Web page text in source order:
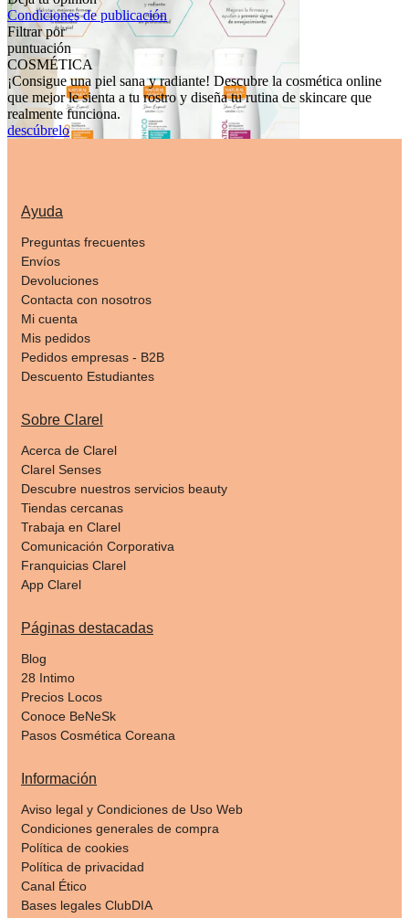
Condiciones de publicación
Filtrar por
puntuación
COSMÉTICA
¡Consigue una piel sana y radiante! Descubre la cosmética online
que mejor le sienta a tu rostro y diseña tu rutina de skincare que
realmente funciona.
descúbrelo
Ayuda
Preguntas frecuentes
Envíos
Devoluciones
Contacta con nosotros
Mi cuenta
Mis pedidos
Pedidos empresas - B2B
Descuento Estudiantes
Sobre Clarel
Acerca de Clarel
Clarel Senses
Descubre nuestros servicios beauty
Tiendas cercanas
Trabaja en Clarel
Comunicación Corporativa
Franquicias Clarel
App Clarel
Páginas destacadas
Blog
28 Intimo
Precios Locos
Conoce BeNeSk
Pasos Cosmética Coreana
Información
Aviso legal y Condiciones de Uso Web
Condiciones generales de compra
Política de cookies
Política de privacidad
Canal Ético
Bases legales ClubDIA